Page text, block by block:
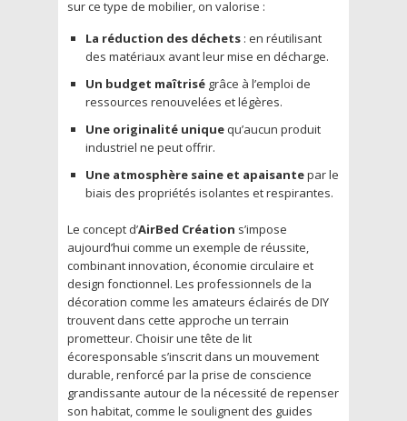
sur ce type de mobilier, on valorise :
La réduction des déchets : en réutilisant
des matériaux avant leur mise en décharge.
Un budget maîtrisé grâce à l’emploi de
ressources renouvelées et légères.
Une originalité uniquequ’aucun produit
industriel ne peut offrir.
Une atmosphère saine et apaisantepar le
biais des propriétés isolantes et respirantes.
Le concept d’AirBed Création s’impose
aujourd’hui comme un exemple de réussite,
combinant innovation, économie circulaire et
design fonctionnel. Les professionnels de la
décoration comme les amateurs éclairés de DIY
trouvent dans cette approche un terrain
prometteur. Choisir une tête de lit
écoresponsable s’inscrit dans un mouvement
durable, renforcé par la prise de conscience
grandissante autour de la nécessité de repenser
son habitat, comme le soulignent des guides